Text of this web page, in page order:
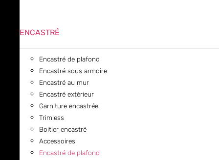
ENCASTRÉ
Encastré de plafond
Encastré sous armoire
Encastré au mur
Encastré extérieur
Garniture encastrée
Trimless
Boitier encastré
Accessoires
Encastré de plafond